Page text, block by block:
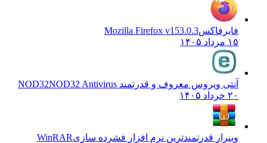
فایرفاکس Mozilla Firefox v153.0.3
آنتی ویروس معروف و قدرتمند NOD32NOD32 Antivirus
وینرار قدرتمندترین نرم افزار فشرده سازیWinRAR